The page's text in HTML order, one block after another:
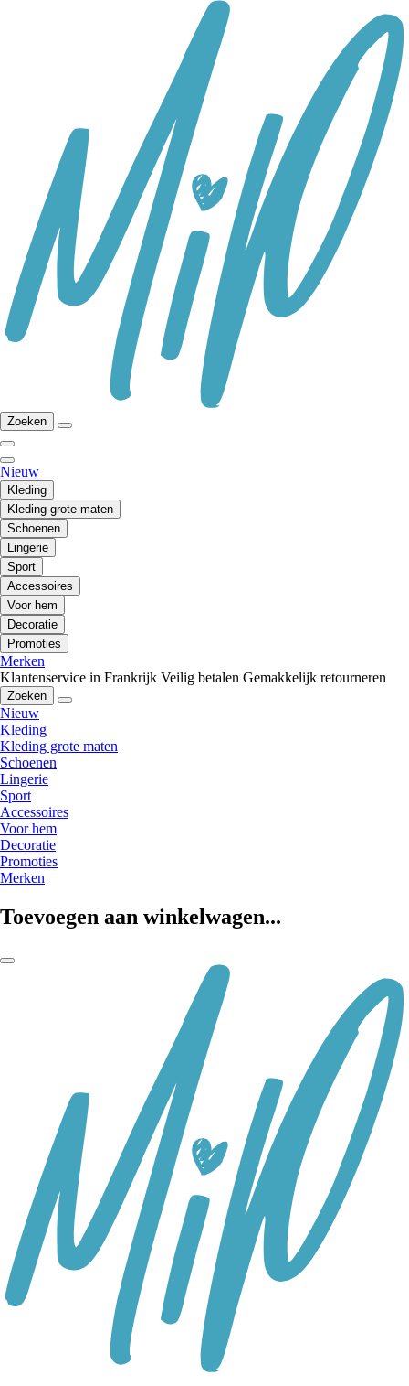
Zoeken
Nieuw
Kleding
Kleding grote maten
Schoenen
Lingerie
Sport
Accessoires
Voor hem
Decoratie
Promoties
Merken
Klantenservice in Frankrijk Veilig betalen Gemakkelijk retourneren
Zoeken
Nieuw
Kleding
Kleding grote maten
Schoenen
Lingerie
Sport
Accessoires
Voor hem
Decoratie
Promoties
Merken
Toevoegen aan winkelwagen...